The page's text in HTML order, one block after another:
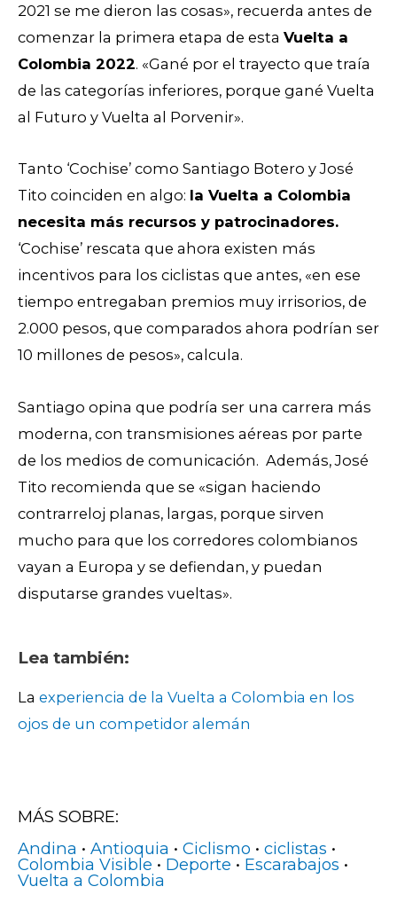
2021 se me dieron las cosas», recuerda antes de
comenzar la primera etapa de esta Vuelta a
Colombia 2022. «Gané por el trayecto que traía
de las categorías inferiores, porque gané Vuelta
al Futuro y Vuelta al Porvenir».
Tanto ‘Cochise’ como Santiago Botero y José
Tito coinciden en algo: la Vuelta a Colombia
necesita más recursos y patrocinadores.
‘Cochise’ rescata que ahora existen más
incentivos para los ciclistas que antes, «en ese
tiempo entregaban premios muy irrisorios, de
2.000 pesos, que comparados ahora podrían ser
10 millones de pesos», calcula.
Santiago opina que podría ser una carrera más
moderna, con transmisiones aéreas por parte
de los medios de comunicación. Además, José
Tito recomienda que se «sigan haciendo
contrarreloj planas, largas, porque sirven
mucho para que los corredores colombianos
vayan a Europa y se defiendan, y puedan
disputarse grandes vueltas».
Lea también:
La experiencia de la Vuelta a Colombia en los
ojos de un competidor alemán
MÁS SOBRE:
Andina • Antioquia • Ciclismo • ciclistas •
Colombia Visible • Deporte • Escarabajos •
Vuelta a Colombia